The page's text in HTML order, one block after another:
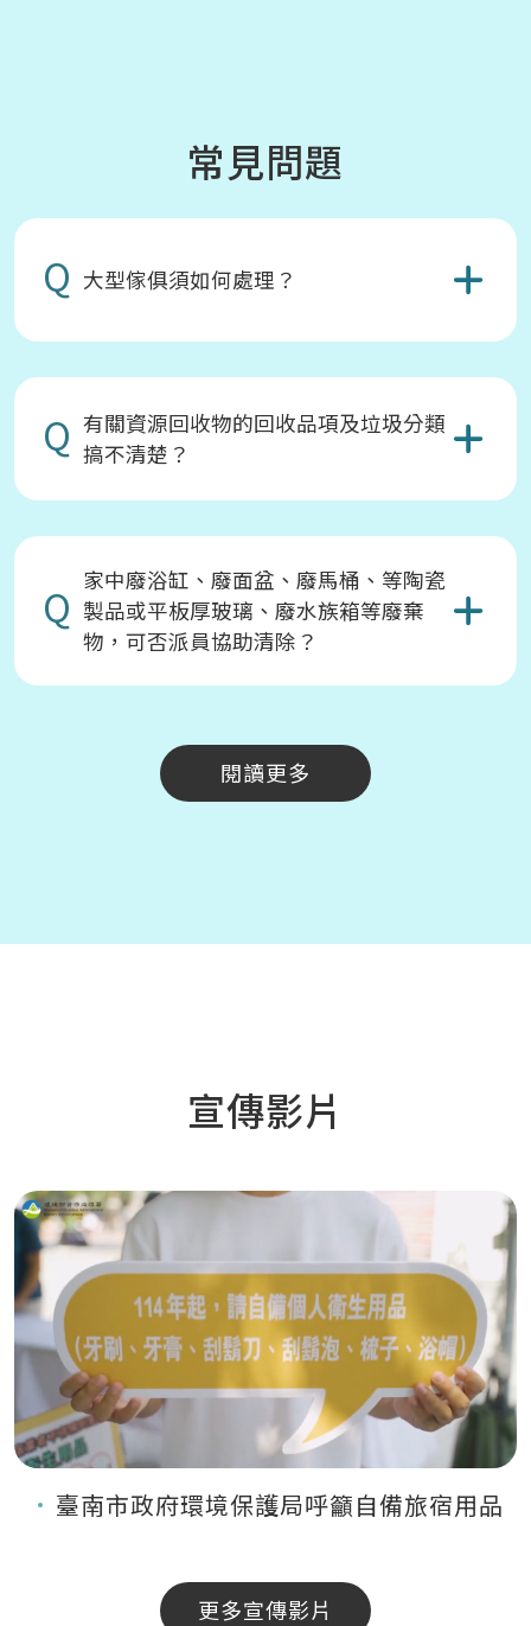
常見問題
Q 大型傢俱須如何處理？
Q 有關資源回收物的回收品項及垃圾分類
搞不清楚？
Q 家中廢浴缸、廢面盆、廢馬桶、等陶瓷
製品或平板厚玻璃、廢水族箱等廢棄
物，可否派員協助清除？
閱讀更多
宣傳影片
臺南市政府環境保護局呼籲自備旅宿用品
更多宣傳影片